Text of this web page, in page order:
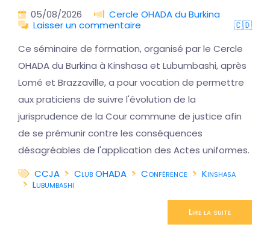
05/08/2026
Cercle OHADA du Burkina
Laisser un commentaire
🇨🇩
Ce séminaire de formation, organisé par le Cercle
OHADA du Burkina à Kinshasa et Lubumbashi, après
Lomé et Brazzaville, a pour vocation de permettre
aux praticiens de suivre l'évolution de la
jurisprudence de la Cour commune de justice afin
de se prémunir contre les conséquences
désagréables de l'application des Actes uniformes.
CCJA
Club OHADA Conférence
Kinshasa
Lubumbashi
Lire la suite